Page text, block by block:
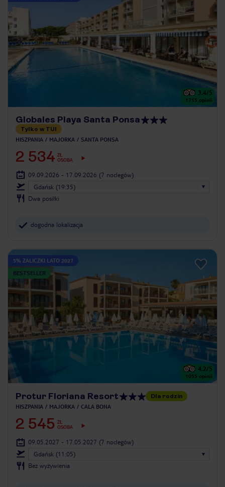
3.4/5
1715 opinii
Globales Playa Santa Ponsa
Tylko w TUI
HISZPANIA MAJORKA SANTA PONSA
2 534 ZŁ
OSOBA
09.09.2026 - 17.09.2026 (7 noclegów)
Gdańsk (19:35)
Dwa posiłki
dogodna lokalizacja
5% ZALICZKI LATO 2027
BESTSELLER
4.2/5
1055 opinii
Protur Floriana Resort Dla rodzin
HISZPANIA MAJORKA CALA BONA
2 545 ZŁ
OSOBA
09.05.2027 - 17.05.2027 (7 noclegów)
Gdańsk (11:05)
Bez wyżywienia